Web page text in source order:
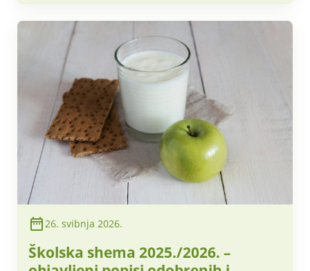
26. svibnja 2026.
Školska shema 2025./2026. –